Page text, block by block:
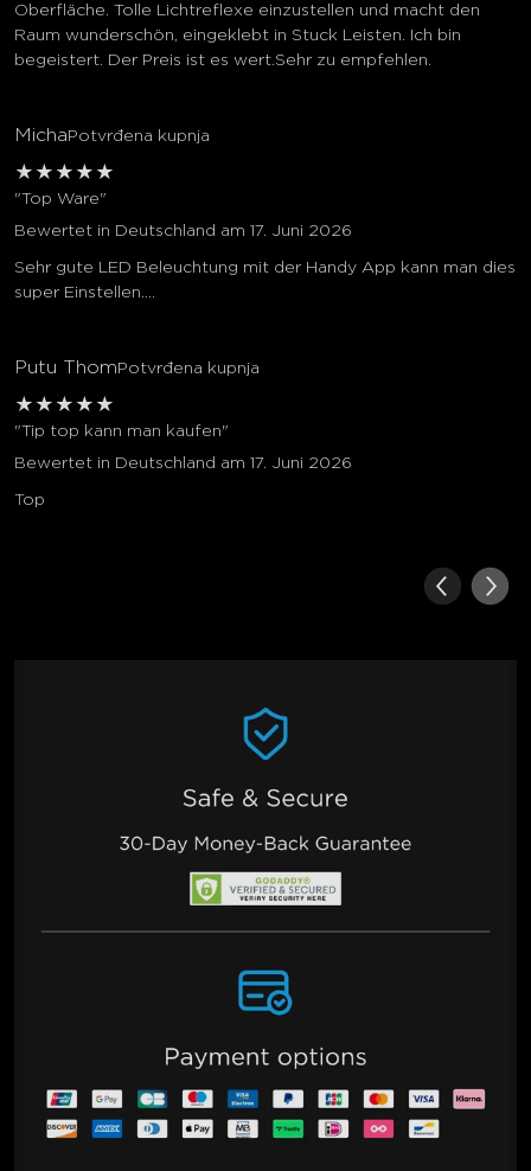
Oberfläche. Tolle Lichtreflexe einzustellen und macht den
Raum wunderschön, eingeklebt in Stuck Leisten. Ich bin
begeistert. Der Preis ist es wert.Sehr zu empfehlen.
Micha Potvrđena kupnja
★ ★ ★ ★ ★
"Top Ware"
Bewertet in Deutschland am 17. Juni 2026
Sehr gute LED Beleuchtung mit der Handy App kann man dies
super Einstellen....
Putu Thom Potvrđena kupnja
★ ★ ★ ★ ★
"Tip top kann man kaufen"
Bewertet in Deutschland am 17. Juni 2026
Top